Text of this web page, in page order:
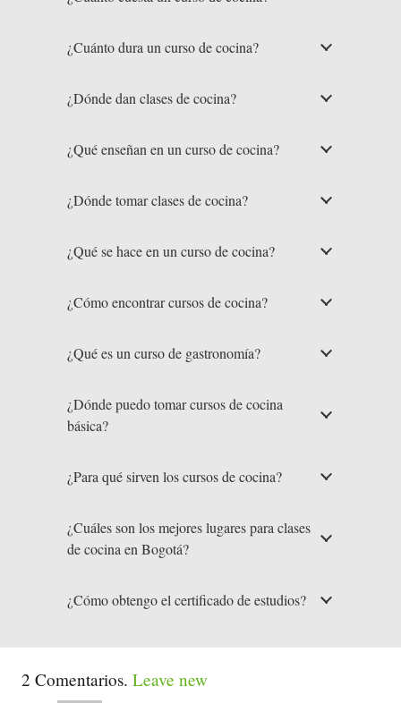
¿Cuánto dura un curso de cocina?
¿Dónde dan clases de cocina?
¿Qué enseñan en un curso de cocina?
¿Dónde tomar clases de cocina?
¿Qué se hace en un curso de cocina?
¿Cómo encontrar cursos de cocina?
¿Qué es un curso de gastronomía?
¿Dónde puedo tomar cursos de cocina
básica?
¿Para qué sirven los cursos de cocina?
¿Cuáles son los mejores lugares para clases
de cocina en Bogotá?
¿Cómo obtengo el certificado de estudios?
2 Comentarios. Leave new